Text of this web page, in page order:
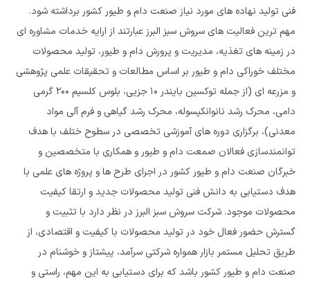
فنی تولید نهاده های مورد نیاز صنعت دام و طیور کشور برداشته شود.
مهم ترین فعالیت های سروش سبز البرز عبارتند از ارایه خدمات مشاوره ای
در زمینه های تغذیه، مدیریت و پرورش دام و طیور، تولید محصولات
مختلف خوراکی دام و طیور بر اساس مطالعات و تحقیقات علمی پژوهشی
و مزرعه ای (از جمله توکسین بایندر 10 جزیی، بلوس کلسیم 200 گرمی
دامی، محرک رشد نانوانکپسوله، محرک رشد گیاهی و فرم آلی مواد
معدنی)، برگزاری دوره های آموزشی تخصصی در سطوح ختلف با هدف
توانمندسازی فعالان صمعت دام و طیور و همکاری با متخصصین و
خبرگان صنعت دام و طیور کشور در اجرای طرح ها و پروژه های علمی با
هدف دستیابی به دانش فنی تولید محصولات جدید و ارتقا کیفیت
محصولات موجود. شرکت سروش سبز البرز در نظر دارد با تثبیت و
گسترش حضور فعال خود در تولید محصولات با کیفیت و اقتصادی، از
طریق تحلیل مستمر بازار همواره شرکتی سرآمد، پیشتاز و خوشنام در
صنعت دام و طیور کشور باشد که برای دستیابی به این مهم، راستی و